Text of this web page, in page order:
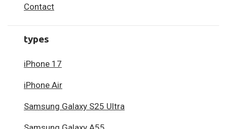
Contact
types
iPhone 17
iPhone Air
Samsung Galaxy S25 Ultra